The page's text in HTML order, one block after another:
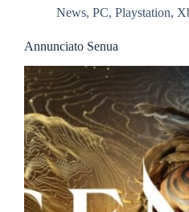
News, PC, Playstation,
Annunciato Senua